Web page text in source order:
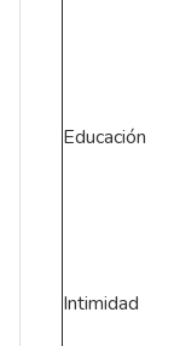
Educación
Intimidad